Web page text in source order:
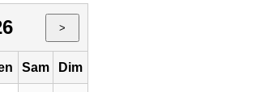
>
Sam Dim